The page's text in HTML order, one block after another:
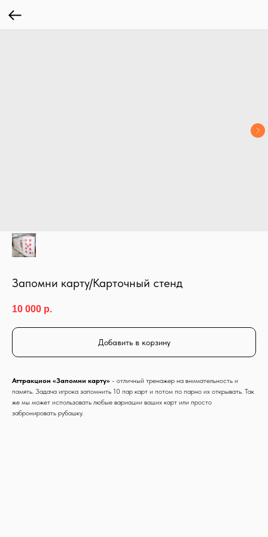
Запомни карту/Карточный стенд
10 000 р.
Добавить в корзину
Аттракцион «Запомни карту» - отличный тренажер на внимательность и
память. Задача игрока запомнить 10 пар карт и потом по парно их открывать. Так
же мы может использовать любые вариации ваших карт или просто
забронировать рубашку.